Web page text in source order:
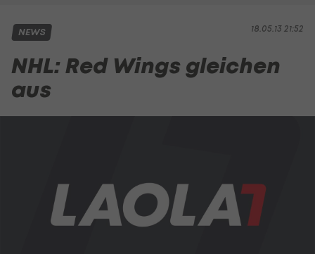
18.05.13 21:52
NEWS
NHL: Red Wings gleichen
aus